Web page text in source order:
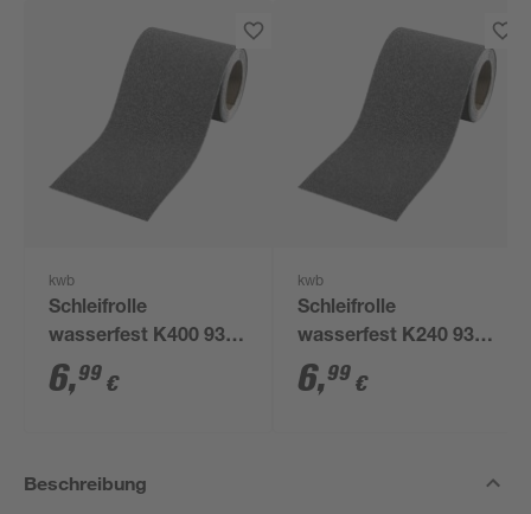
kwb
Schleifrolle
wasserfest K400 93
mm x 5 m
6,99 €
kwb
Schleifrolle
wasserfest K240 93
mm x 5 m
6,99 €
Beschreibung